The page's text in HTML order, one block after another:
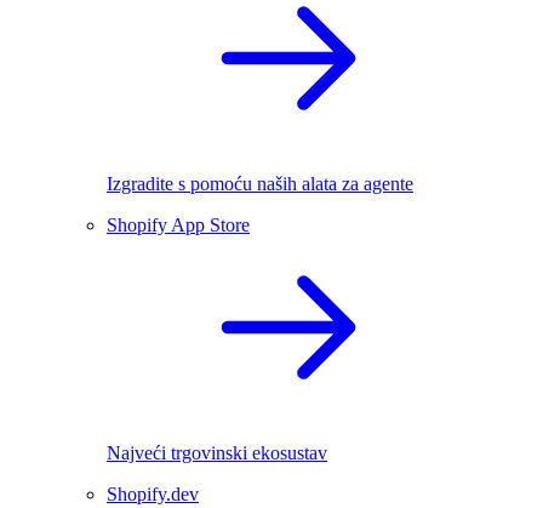
Izgradite s pomoću naših alata za agente
Shopify App Store
Najveći trgovinski ekosustav
Shopify.dev